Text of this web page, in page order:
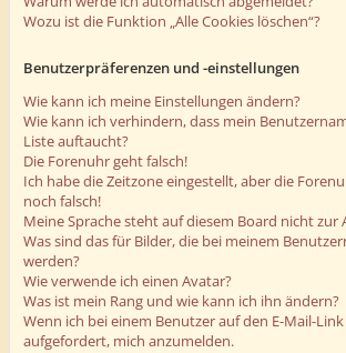
Wozu ist die Funktion „Alle Cookies löschen“?
Benutzerpräferenzen und -einstellungen
Wie kann ich meine Einstellungen ändern?
Wie kann ich verhindern, dass mein
Liste auftaucht?
Die Forenuhr geht falsch!
Ich habe die Zeitzone eingestellt, aber die
noch falsch!
Meine Sprache steht auf diesem Board nicht zur
Was sind das für Bilder, die bei meinem
werden?
Wie verwende ich einen Avatar?
Was ist mein Rang und wie kann ich ihn ändern?
Wenn ich bei einem Benutzer auf den E-Mail-
aufgefordert, mich anzumelden.